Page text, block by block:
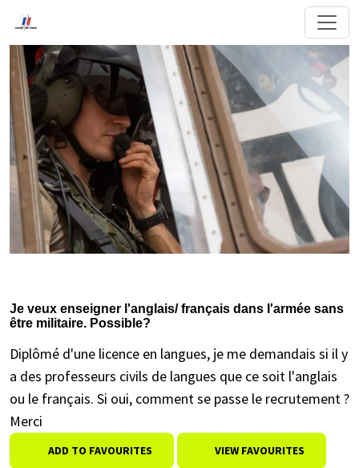
Je veux enseigner l'anglais/ français dans l'armée sans
être militaire. Possible?
Diplômé d'une licence en langues, je me demandais si il y
a des professeurs civils de langues que ce soit l'anglais
ou le français. Si oui, comment se passe le recrutement ?
Merci
ADD TO FAVOURITES VIEW FAVOURITES